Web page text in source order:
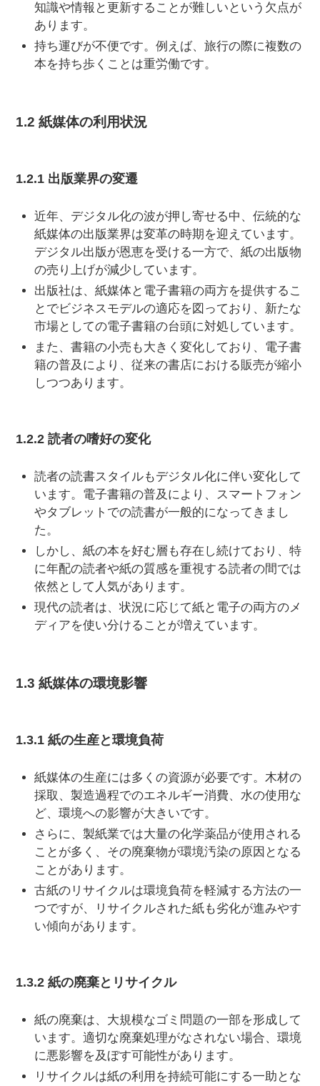
知識や情報と更新することが難しいという欠点が
あります。
持ち運びが不便です。例えば、旅行の際に複数の
本を持ち歩くことは重労働です。
1.2 紙媒体の利用状況
1.2.1 出版業界の変遷
近年、デジタル化の波が押し寄せる中、伝統的な
紙媒体の出版業界は変革の時期を迎えています。
デジタル出版が恩恵を受ける一方で、紙の出版物
の売り上げが減少しています。
出版社は、紙媒体と電子書籍の両方を提供するこ
とでビジネスモデルの適応を図っており、新たな
市場としての電子書籍の台頭に対処しています。
また、書籍の小売も大きく変化しており、電子書
籍の普及により、従来の書店における販売が縮小
しつつあります。
1.2.2 読者の嗜好の変化
読者の読書スタイルもデジタル化に伴い変化して
います。電子書籍の普及により、スマートフォン
やタブレットでの読書が一般的になってきまし
た。
しかし、紙の本を好む層も存在し続けており、特
に年配の読者や紙の質感を重視する読者の間では
依然として人気があります。
現代の読者は、状況に応じて紙と電子の両方のメ
ディアを使い分けることが増えています。
1.3 紙媒体の環境影響
1.3.1 紙の生産と環境負荷
紙媒体の生産には多くの資源が必要です。木材の
採取、製造過程でのエネルギー消費、水の使用な
ど、環境への影響が大きいです。
さらに、製紙業では大量の化学薬品が使用される
ことが多く、その廃棄物が環境汚染の原因となる
ことがあります。
古紙のリサイクルは環境負荷を軽減する方法の一
つですが、リサイクルされた紙も劣化が進みやす
い傾向があります。
1.3.2 紙の廃棄とリサイクル
紙の廃棄は、大規模なゴミ問題の一部を形成して
います。適切な廃棄処理がなされない場合、環境
に悪影響を及ぼす可能性があります。
リサイクルは紙の利用を持続可能にする一助とな